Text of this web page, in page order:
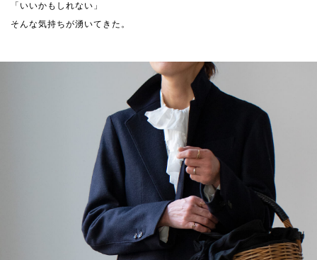
「いいかもしれない」
そんな気持ちが湧いてきた。